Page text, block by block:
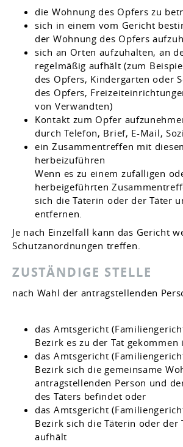
die Wohnung des Opfers zu
sich in einem vom Gericht
der Wohnung des Opfers
sich an Orten aufzuhalten, an
regelmäßig aufhält(zum
des Opfers, Kindergarten oder
des Opfers,
von Verwandten)
Kontakt zum Opfer
durch Telefon, Brief, E-Mail,
ein Zusammentreffen mit
herbeizuführen
Wenn es zu einem zufälligen
herbeigeführten
sich die Täterin oder der Täter
entfernen.
Je nach Einzelfall kann das Gericht
Schutzanordnungen treffen
ZUSTÄNDIGE STELLE
nach Wahl der antragstellenden
das Amtsgericht
Bezirk es zu der Tat gekommen
das Amtsgericht
Bezirk sich die gemeinsame
antragstellenden Person und
des Täters befindet oder
das Amtsgericht
Bezirk sich die Täterin oder der
aufhält